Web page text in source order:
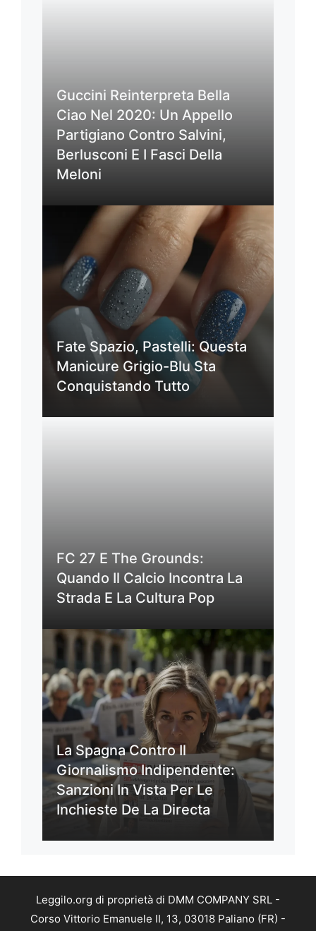
Guccini Reinterpreta Bella
Ciao Nel 2020: Un Appello
Partigiano Contro Salvini,
Berlusconi E I Fasci Della
Meloni
Fate Spazio, Pastelli: Questa
Manicure Grigio-Blu Sta
Conquistando Tutto
FC 27 E The Grounds:
Quando Il Calcio Incontra La
Strada E La Cultura Pop
La Spagna Contro Il
Giornalismo Indipendente:
Sanzioni In Vista Per Le
Inchieste De La Directa
Leggilo.org di proprietà di DMM COMPANY SRL -
Corso Vittorio Emanuele II, 13, 03018 Paliano (FR) -